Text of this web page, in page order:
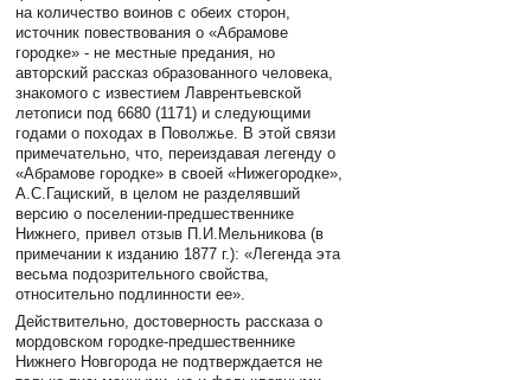
на количество воинов с обеих сторон,
источник повествования о «Абрамове
городке» - не местные предания, но
авторский рассказ образованного человека,
знакомого с известием Лаврентьевской
летописи под 6680 (1171) и следующими
годами о походах в Поволжье. В этой связи
примечательно, что, переиздавая легенду о
«Абрамове городке» в своей «Нижегородке»,
А.С.Гациский, в целом не разделявший
версию о поселении-предшественнике
Нижнего, привел отзыв П.И.Мельникова (в
примечании к изданию 1877 г.): «Легенда эта
весьма подозрительного свойства,
относительно подлинности ее».
Действительно, достоверность рассказа о
мордовском городке-предшественнике
Нижнего Новгорода не подтверждается не